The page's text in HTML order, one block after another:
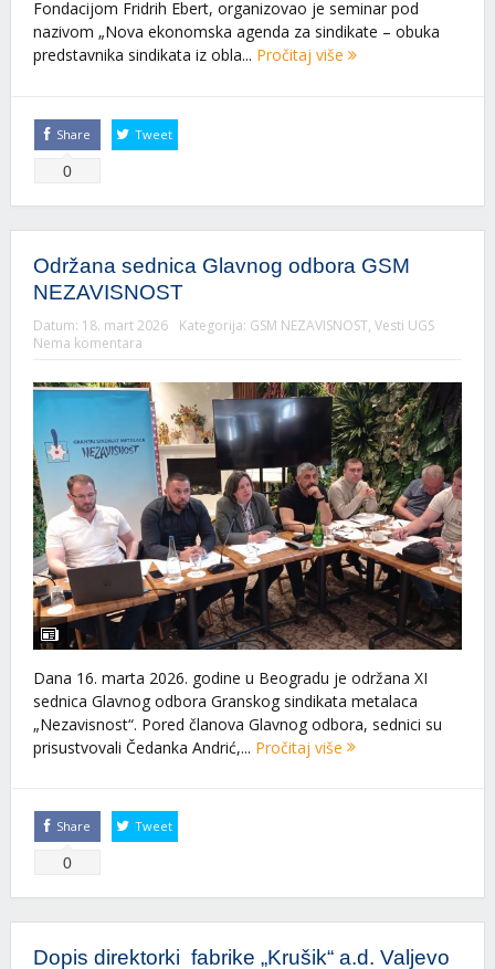
Fondacijom Fridrih Ebert, organizovao je seminar pod
nazivom „Nova ekonomska agenda za sindikate – obuka
predstavnika sindikata iz obla... Pročitaj više
Share
0
Tweet
Održana sednica Glavnog odbora GSM
NEZAVISNOST
Datum: 18. mart 2026 Kategorija: GSM NEZAVISNOST, Vesti UGS
Nema komentara
Dana 16. marta 2026. godine u Beogradu je održana XI
sednica Glavnog odbora Granskog sindikata metalaca
„Nezavisnost“. Pored članova Glavnog odbora, sednici su
prisustvovali Čedanka Andrić,... Pročitaj više
Share
0
Tweet
Dopis direktorki fabrike „Krušik“ a.d. Valjevo